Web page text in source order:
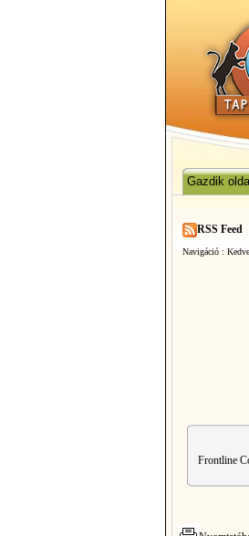
Gazdik
RSS Feed
Navigáció :
Frontline